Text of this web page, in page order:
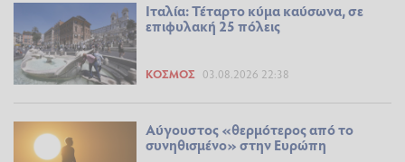
Ιταλία: Τέταρτο κύμα καύσωνα, σε
επιφυλακή 25 πόλεις
ΚΌΣΜΟΣ 03.08.2026 22:38
Αύγουστος «θερμότερος από το
συνηθισμένο» στην Ευρώπη